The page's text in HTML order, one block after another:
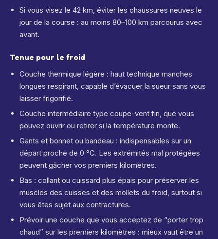
Si vous visez le 42 km, éviter les chaussures neuves le
jour de la course : au moins 80–100 km parcourus avec
avant.
Tenue pour le froid
Couche thermique légère : haut technique manches
longues respirant, capable d’évacuer la sueur sans vous
laisser frigorifié.
Couche intermédiaire type coupe-vent fin, que vous
pouvez ouvrir ou retirer si la température monte.
Gants et bonnet ou bandeau : indispensables sur un
départ proche de 0 °C. Les extrémités mal protégées
peuvent gâcher vos premiers kilomètres.
Bas : collant ou cuissard plus épais pour préserver les
muscles des cuisses et des mollets du froid, surtout si
vous êtes sujet aux contractures.
Prévoir une couche que vous acceptez de “porter trop
chaud” sur les premiers kilomètres : mieux vaut être un